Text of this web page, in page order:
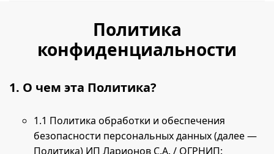
Политика
конфиденциальности
1. О чем эта Политика?
1.1 Политика обработки и обеспечения
безопасности персональных данных (далее —
Политика) ИП Ларионов С.А. / ОГРНИП: